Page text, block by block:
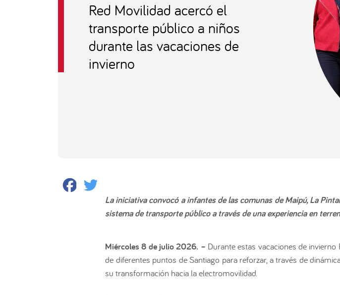
Red Movilidad acercó el
transporte público a niños
durante las vacaciones de
invierno
Facebook
La iniciativa convocó a infantes de las comunas de Maipú, La
sistema de transporte público a través de una experiencia en
Miércoles 8 de julio 2026. – Durante estas vacaciones de
de diferentes puntos de Santiago para reforzar, a través de
su transformación hacia la electromovilidad.